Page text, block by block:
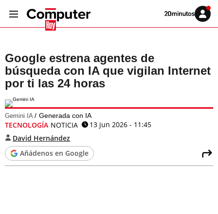
Volver
Iniciar
sesión
Google estrena agentes de
búsqueda con IA que vigilan Internet
por ti las 24 horas
Gemini IA Generada con IA
TECNOLOGÍA NOTICIA
13 jun 2026 - 11:45
David Hernández
Añádenos en Google